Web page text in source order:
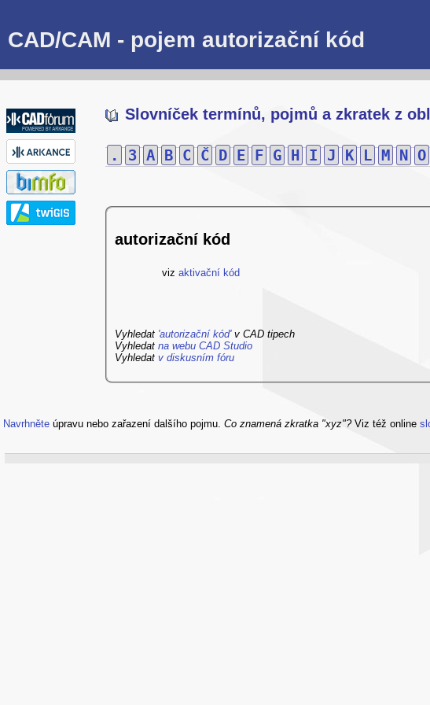
CAD/CAM - pojem autorizační kód
Slovníček termínů, pojmů a zkratek z
. 3 A B C Č D E F G H I J K L M N O
autorizační kód
viz aktivační kód
Vyhledat 'autorizační kód'v CAD tipech
Vyhledat na webu CAD Studio
Vyhledat v diskusním fóru
Navrhněte úpravu nebo zařazení dalšího pojmu. Co znamená zkratka "xyz"? Viz též online